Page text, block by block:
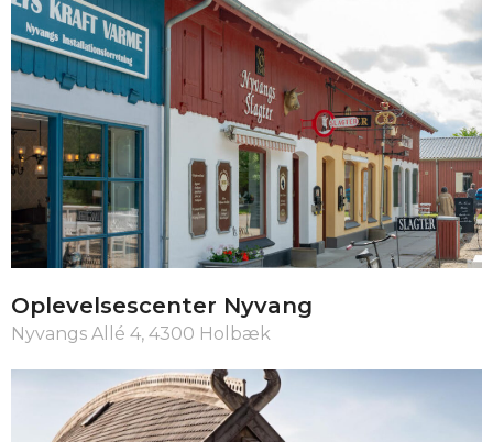
Oplevelsescenter Nyvang
Nyvangs Allé 4, 4300 Holbæk